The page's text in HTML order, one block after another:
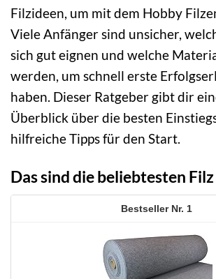
Filzideen, um mit dem Hobby
Viele Anfänger sind unsicher,
sich gut eignen und welche
werden, um schnell erste
haben. Dieser Ratgeber gibt dir
Überblick über die besten
hilfreiche Tipps für den Start.
Das sind die beliebtesten
1